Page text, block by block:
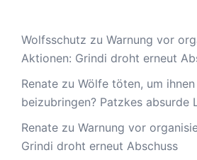
Wolfsschutz zu Warnung vor
Aktionen: Grindi droht erneut
Renate zu Wölfe töten, um
beizubringen? Patzkes absurde
Renate zu Warnung vor
Grindi droht erneut Abschuss